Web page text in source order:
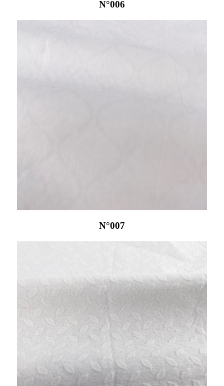
N°006
N°007